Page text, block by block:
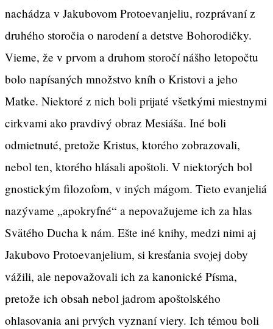
nachádza v Jakubovom Protoevanjeliu, rozprávaní z
druhého storočia o narodení a detstve Bohorodičky.
Vieme, že v prvom a druhom storočí nášho letopočtu
bolo napísaných množstvo kníh o Kristovi a jeho
Matke. Niektoré z nich boli prijaté všetkými miestnymi
cirkvami ako pravdivý obraz Mesiáša. Iné boli
odmietnuté, pretože Kristus, ktorého zobrazovali,
nebol ten, ktorého hlásali apoštoli. V niektorých bol
gnostickým filozofom, v iných mágom. Tieto evanjeliá
nazývame „apokryfné“ a nepovažujeme ich za hlas
Svätého Ducha k nám. Ešte iné knihy, medzi nimi aj
Jakubovo Protoevanjelium, si kresťania svojej doby
vážili, ale nepovažovali ich za kanonické Písma,
pretože ich obsah nebol jadrom apoštolského
ohlasovania ani prvých vyznaní viery. Ich témou boli